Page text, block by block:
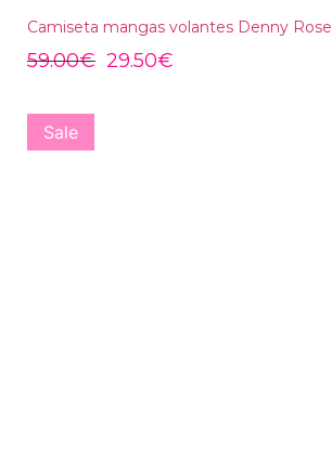
Camiseta mangas volantes Denny Rose
59.00€ 29.50€
Sale